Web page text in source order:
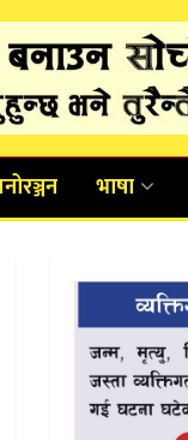
भाषा